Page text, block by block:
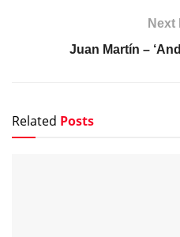
Next
Juan Martín –
Related Posts